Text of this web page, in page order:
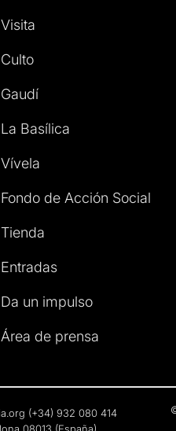
Visita
Culto
Gaudí
La Basílica
Vívela
Fondo de Acción Social
Tienda
Entradas
Da un impulso
Área de prensa
(+34) 932 080 414